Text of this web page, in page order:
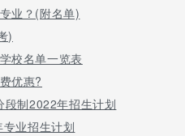
业？(附名单)
)
校名单一览表
优惠?
段制2022年招生计划
业招生计划